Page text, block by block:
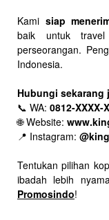
Kami siap
baik untuk travel
perseorangan.
Indonesia.
Hubungi sekarang
📞 WA: 0812-XXXX-
🌐 Website:
📍 Instagram:
Tentukan pilihan
ibadah lebih
Promosindo!